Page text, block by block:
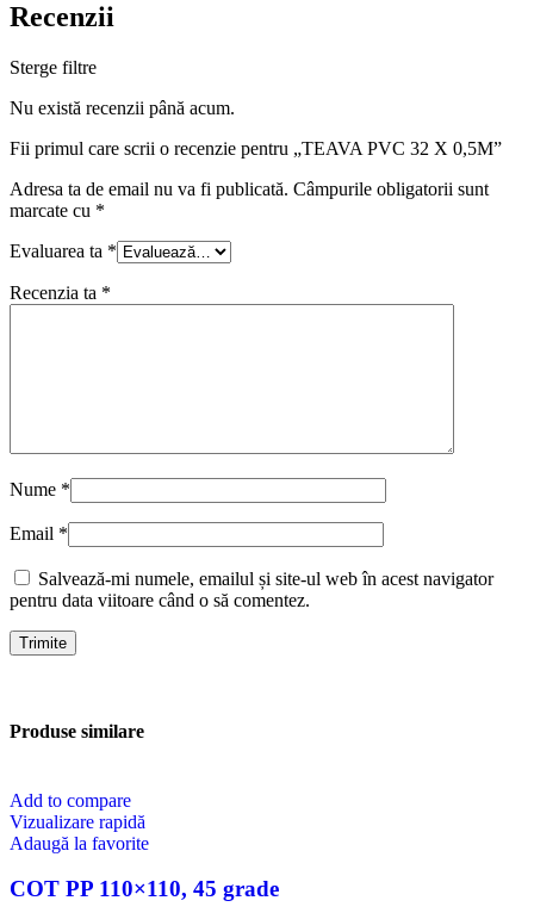
Recenzii
Sterge filtre
Nu există recenzii până acum.
Fii primul care scrii o recenzie pentru „TEAVA PVC 32 X 0,5M”
Adresa ta de email nu va fi publicată. Câmpurile obligatorii sunt
marcate cu *
Evaluarea ta *
Recenzia ta *
Nume *
Email *
Salvează-mi numele, emailul și site-ul web în acest navigator
pentru data viitoare când o să comentez.
Produse similare
Add to compare
Vizualizare rapidă
Adaugă la favorite
COT PP 110×110, 45 grade